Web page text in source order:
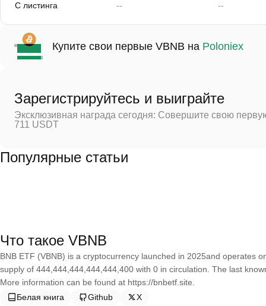
С листинга -- --
Купите свои первые VBNB на Poloniex
Зарегистрируйтесь и выиграйте
Эксклюзивная награда сегодня: Совершите свою
711 USDT
Популярные статьи
Что такое VBNB
BNB ETF (VBNB) is a cryptocurrency launched in 2025and operates
supply of 444,444,444,444,444,400 with 0 in circulation. The last
More information can be found at https://bnbetf.site.
Белая книга
Github X